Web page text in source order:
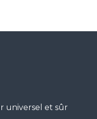
universel et sûr